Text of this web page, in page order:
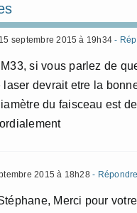
15 septembre 2015 à 19h34 -
si vous parlez de
laser devrait etre la
du faisceau est
2015 à 18h28- Répondre
Merci pour